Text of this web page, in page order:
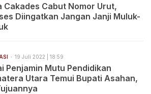
Cakades Cabut Nomor Urut,
Diingatkan Jangan Janji Muluk-
19 Juli 2022 | 18:59
Penjamin Mutu Pendidikan
Utara Temui Bupati Asahan,